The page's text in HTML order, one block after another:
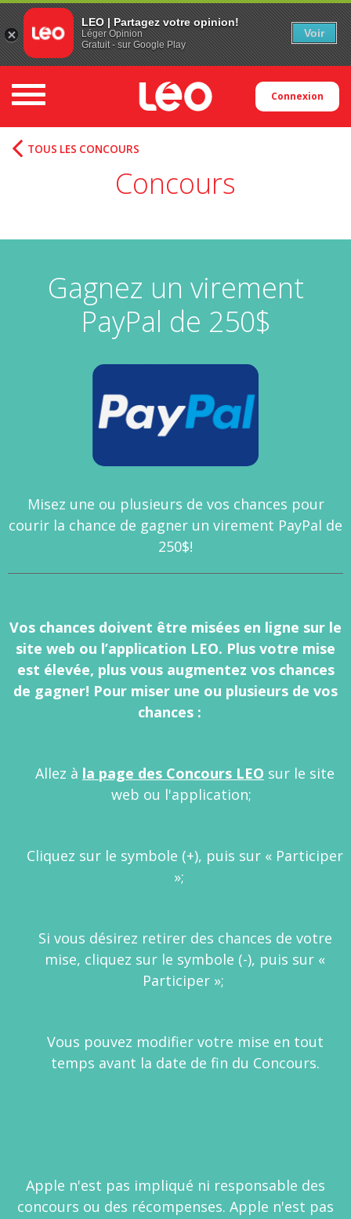
Toggle navigation Connexion
Concours
TOUS LES CONCOURS
Gagnez un virement
PayPal de 250$
Misez une ou plusieurs de vos chances pour
courir la chance de gagner un virement PayPal de
250$!
Vos chances doivent être misées en ligne sur le
site web ou l’application LEO. Plus votre mise
est élevée, plus vous augmentez vos chances
de gagner! Pour miser une ou plusieurs de vos
chances :
Allez à la page des Concours LEO sur le site
web ou l'application;
Cliquez sur le symbole (+), puis sur « Participer
»;
Si vous désirez retirer des chances de votre
mise, cliquez sur le symbole (-), puis sur «
Participer »;
Vous pouvez modifier votre mise en tout
temps avant la date de fin du Concours.
Apple n'est pas impliqué ni responsable des
concours ou des récompenses. Apple n'est pas
LEO | Partagez votre opinion!
Léger Opinion
Gratuit - sur Google Play
Voir